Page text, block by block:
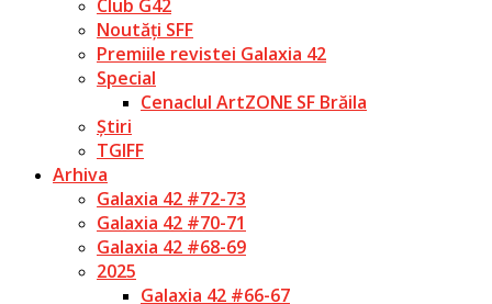
Club G42
Noutăți SFF
Premiile revistei Galaxia 42
Special
Cenaclul ArtZONE SF Brăila
Știri
TGIFF
Arhiva
Galaxia 42 #72-73
Galaxia 42 #70-71
Galaxia 42 #68-69
2025
Galaxia 42 #66-67